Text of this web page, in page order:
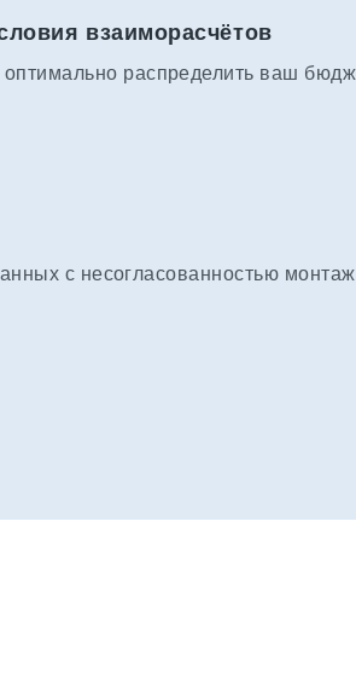
взаиморасчётов
оптимально распределить ваш
с несогласованностью